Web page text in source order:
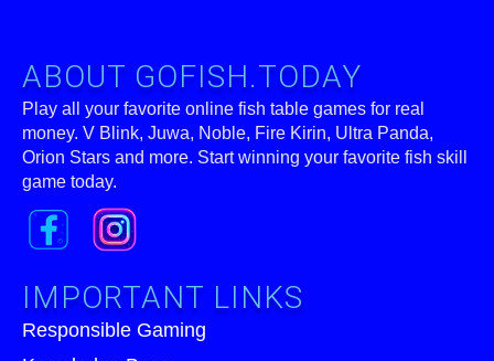
ABOUT GOFISH.TODAY
Play all your favorite online fish table games for real
money. V Blink, Juwa, Noble, Fire Kirin, Ultra Panda,
Orion Stars and more. Start winning your favorite fish skill
game today.
IMPORTANT LINKS
Responsible Gaming